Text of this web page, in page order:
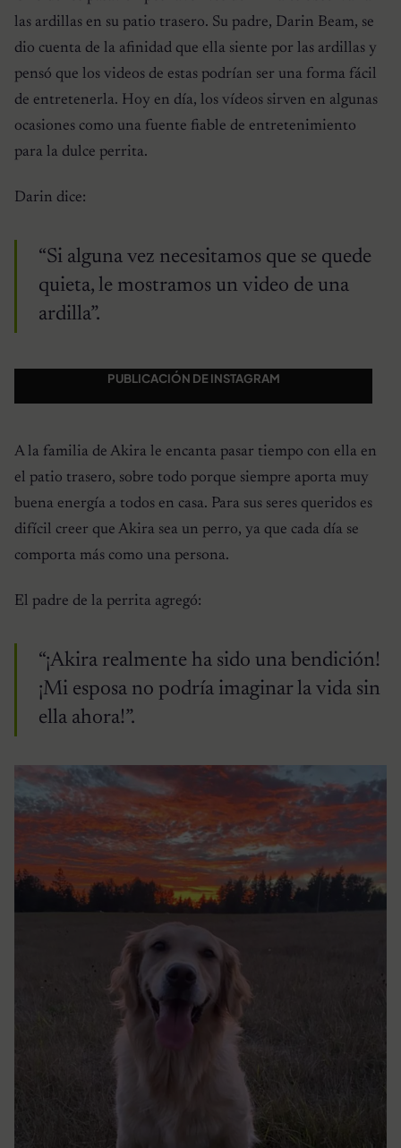
las ardillas en su patio trasero. Su padre, Darin Beam, se
dio cuenta de la afinidad que ella siente por las ardillas y
pensó que los videos de estas podrían ser una forma fácil
de entretenerla. Hoy en día, los vídeos sirven en algunas
ocasiones como una fuente fiable de entretenimiento
para la dulce perrita.
Darin dice:
“Si alguna vez necesitamos que se quede
quieta, le mostramos un video de una
ardilla”.
PUBLICACIÓN DE INSTAGRAM
A la familia de Akira le encanta pasar tiempo con ella en
el patio trasero, sobre todo porque siempre aporta muy
buena energía a todos en casa. Para sus seres queridos es
difícil creer que Akira sea un perro, ya que cada día se
comporta más como una persona.
El padre de la perrita agregó:
“¡Akira realmente ha sido una bendición!
¡Mi esposa no podría imaginar la vida sin
ella ahora!”.